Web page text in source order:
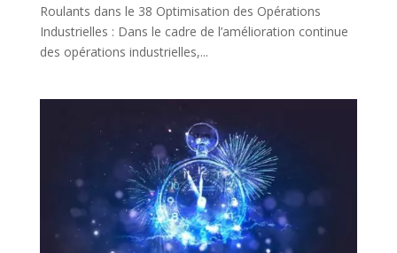
Roulants dans le 38 Optimisation des Opérations
Industrielles : Dans le cadre de l’amélioration continue
des opérations industrielles,...